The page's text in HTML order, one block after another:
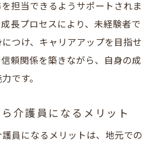
担当できるようサポートされま
長プロセスにより、未経験者で
つけ、キャリアアップを目指せ
頼関係を築きながら、自身の成
です。
介護員になるメリット
員になるメリットは、地元での